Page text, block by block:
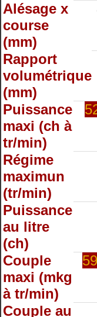
Alésage x
course
(mm)
Rapport
volumétrique
(mm)
Puissance
maxi (ch à
tr/min)
Régime
maximun
(tr/min)
Puissance
au litre
(ch)
Couple
maxi (mkg
à tr/min)
Couple au